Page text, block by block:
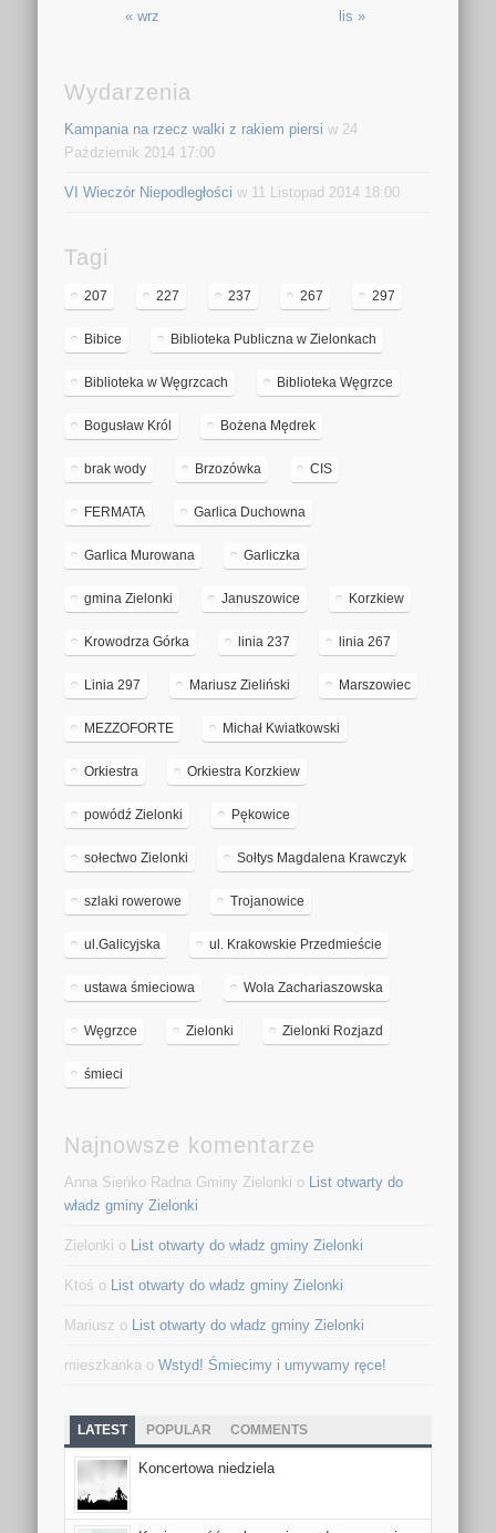
« wrz lis »
Wydarzenia
Kampania na rzecz walki z rakiem piersi w 24
Październik 2014 17:00
VI Wieczór Niepodległości w 11 Listopad 2014 18:00
Tagi
207 227 237 267 297
Bibice Biblioteka Publiczna w Zielonkach
Biblioteka w Węgrzcach Biblioteka Węgrzce
Bogusław Król Bożena Mędrek
brak wody Brzozówka CIS
FERMATA Garlica Duchowna
Garlica Murowana Garliczka
gmina Zielonki Januszowice Korzkiew
Krowodrza Górka linia 237 linia 267
Linia 297 Mariusz Zieliński Marszowiec
MEZZOFORTE Michał Kwiatkowski
Orkiestra Orkiestra Korzkiew
powódź Zielonki Pękowice
sołectwo Zielonki Sołtys Magdalena Krawczyk
szlaki rowerowe Trojanowice
ul.Galicyjska ul. Krakowskie Przedmieście
ustawa śmieciowa Wola Zachariaszowska
Węgrzce Zielonki Zielonki Rozjazd
śmieci
Najnowsze komentarze
Anna Sieńko Radna Gminy Zielonki o List otwarty do
władz gminy Zielonki
Zielonki o List otwarty do władz gminy Zielonki
Ktoś o List otwarty do władz gminy Zielonki
Mariusz o List otwarty do władz gminy Zielonki
mieszkanka oWstyd! Śmiecimy i umywamy ręce!
LATEST POPULAR COMMENTS
Koncertowa niedziela